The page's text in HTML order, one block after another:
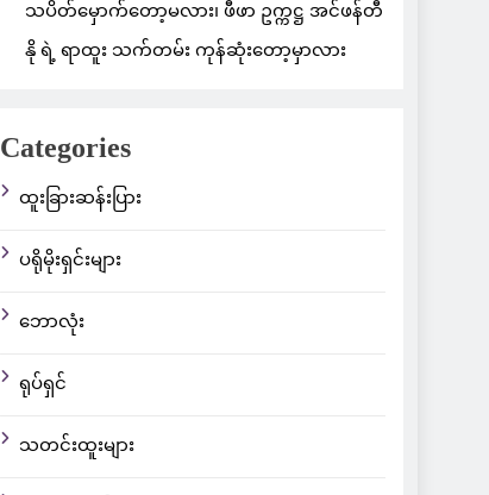
သပိတ်မှောက်တော့မလား၊ ဖီဖာ ဥက္ကဋ္ဌ အင်ဖန်တီ
နို ရဲ့ ရာထူး သက်တမ်း ကုန်ဆုံးတော့မှာလား
Categories
ထူးခြားဆန်းပြား
ပရိုမိုးရှင်းများ
ဘောလုံး
ရုပ်ရှင်
သတင်းထူးများ